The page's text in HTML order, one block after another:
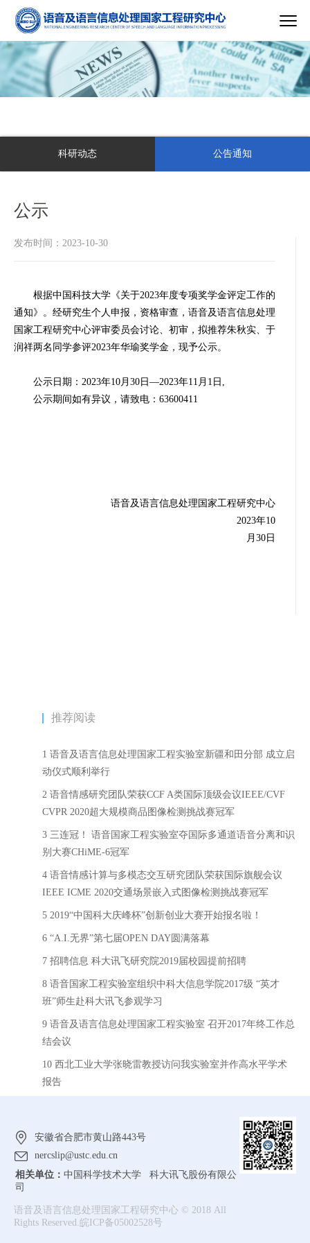
科研动态 公告通知
公示
发布时间：2023-10-30
根据中国科技大学《关于2023年度专项奖学金评定工作的
通知》。经研究生个人申报，资格审查， 语音及语言信息处理
国家工程研究中心评审委员会讨论、初审，拟推荐朱秋实、于
润祥两名同学参评2023年华瑜奖学金，现予公示。
公示日期：2023年10月30日—2023年11月1日,
公示期间如有异议，请致电：63600411
语音及语言信息处理国家工程研究中心
2023年10
月30日
推荐阅读
1 语音及语言信息处理国家工程实验室新疆和田分部 成立启
动仪式顺利举行
2 语音情感研究团队荣获CCF A类国际顶级会议IEEE/CVF
CVPR 2020超大规模商品图像检测挑战赛冠军
3 三连冠！ 语音国家工程实验室夺国际多通道语音分离和识
别大赛CHiME-6冠军
4 语音情感计算与多模态交互研究团队荣获国际旗舰会议
IEEE ICME 2020交通场景嵌入式图像检测挑战赛冠军
5 2019“中国科大庆峰杯”创新创业大赛开始报名啦！
6 “A.I.无界”第七届OPEN DAY圆满落幕
7 招聘信息 科大讯飞研究院2019届校园提前招聘
8 语音国家工程实验室组织中科大信息学院2017级 “英才
班”师生赴科大讯飞参观学习
9 语音及语言信息处理国家工程实验室 召开2017年终工作总
结会议
10 西北工业大学张晓雷教授访问我实验室并作高水平学术
报告
安徽省合肥市黄山路443号
nercslip@ustc.edu.cn
相关单位： 中国科学技术大学 科大讯飞股份有限公
司
语音及语言信息处理国家工程研究中心 © 2018 All
Rights Reserved.皖ICP备05002528号